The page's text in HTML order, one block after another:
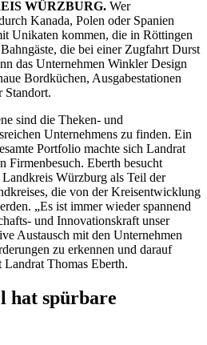
WÜRZBURG. Wer
Kanada, Polen oder Spanien
Unikaten kommen, die in Röttingen
die bei einer Zugfahrt Durst
das Unternehmen Winkler Design
Bordküchen, Ausgabestationen
Standort.
sind die Theken- und
Unternehmens zu finden. Ein
Portfolio machte sich Landrat
Firmenbesuch. Eberth besucht
Würzburg als Teil der
die von der Kreisentwicklung
„Es ist immer wieder spannend
und Innovationskraft unser
Austausch mit den Unternehmen
zu erkennen und darauf
Landrat Thomas Eberth.
hat spürbare